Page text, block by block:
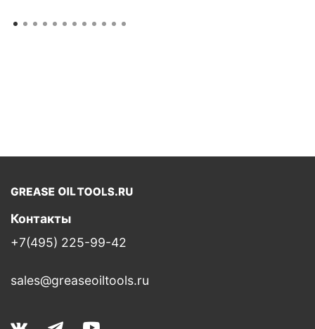
Контакты
+7(495) 225-99-42
sales@greaseoiltools.ru